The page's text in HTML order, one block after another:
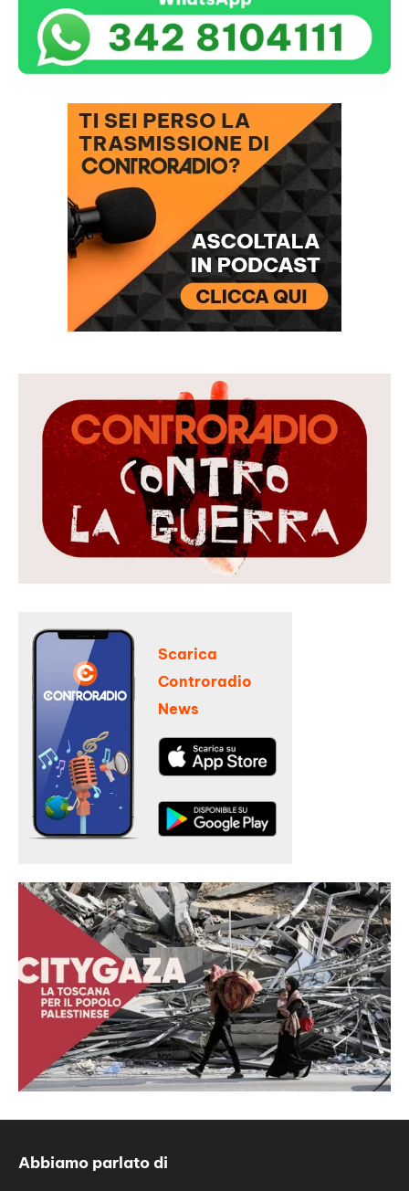
Scarica
Controradio
News
Abbiamo parlato di